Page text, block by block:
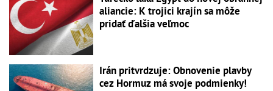
aliancie: K trojici krajín sa môže
pridať ďalšia veľmoc
Irán pritvrdzuje: Obnovenie plavby
cez Hormuz má svoje podmienky!